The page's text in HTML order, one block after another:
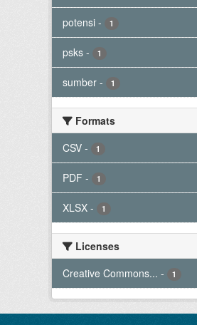
potensi - 1
psks - 1
sumber - 1
Formats
CSV - 1
PDF - 1
XLSX - 1
Licenses
Creative Commons... - 1